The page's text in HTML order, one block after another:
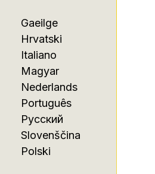
Gaeilge
Hrvatski
Italiano
Magyar
Nederlands
Português
Русский
Slovenščina
Polski